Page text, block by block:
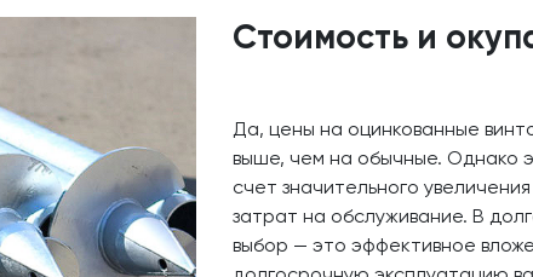
Стоимость и
Да, цены на оцинкованные
выше, чем на обычные. Однако
счет значительного
затрат на обслуживание. В
выбор — это эффективное